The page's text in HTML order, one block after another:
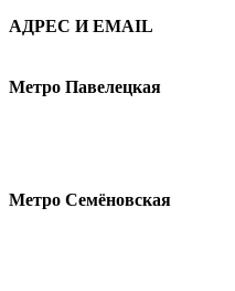
АДРЕС И EMAIL
Метро Павелецкая
Метро Семёновская